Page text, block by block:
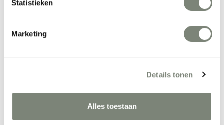
Statistieken
Marketing
Details tonen
Alles toestaan
Naughtone Pullman